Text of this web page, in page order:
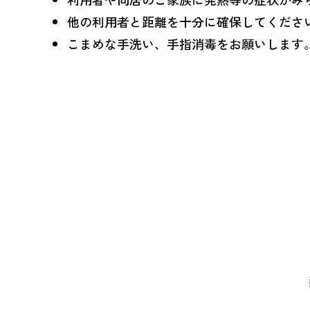
他の利用者と距離を十分に確保してくださ
こまめな手洗い、手指消毒をお願いします